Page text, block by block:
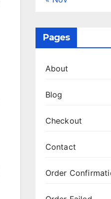
Pages
About
Blog
Checkout
Contact
Order